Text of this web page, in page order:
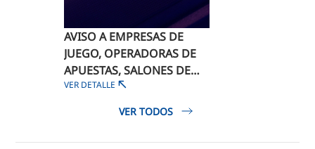
AVISO A EMPRESAS DE
JUEGO, OPERADORAS DE
APUESTAS, SALONES DE
JUEGO, SALAS DE BINGO Y
CASINOS DE JUEGO
VER DETALLE
VER TODOS